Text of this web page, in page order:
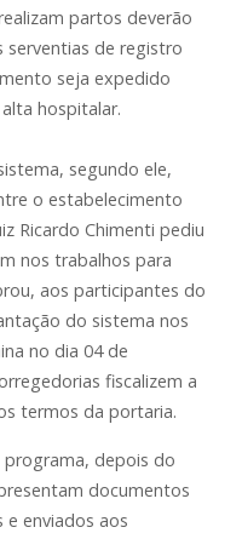
partos deverão
serventias de registro
seja expedido
hospitalar.
segundo ele,
o estabelecimento
Ricardo Chimenti pediu
nos trabalhos para
aos participantes do
do sistema nos
no dia 04 de
fiscalizem a
termos da portaria.
programa, depois do
documentos
e enviados aos